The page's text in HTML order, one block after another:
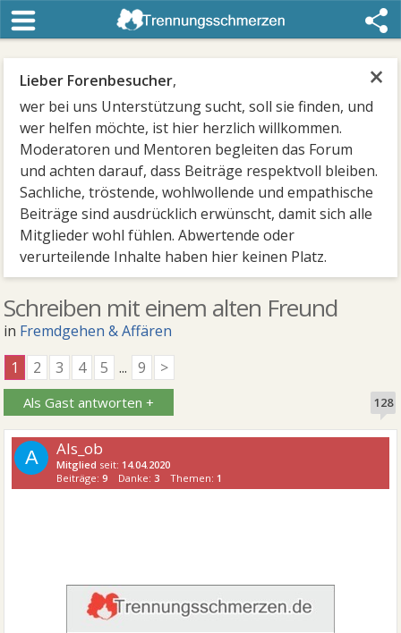
×
Lieber Forenbesucher,
wer bei uns Unterstützung sucht, soll sie finden, und
wer helfen möchte, ist hier herzlich willkommen.
Moderatoren und Mentoren begleiten das Forum
und achten darauf, dass Beiträge respektvoll bleiben.
Sachliche, tröstende, wohlwollende und empathische
Beiträge sind ausdrücklich erwünscht, damit sich alle
Mitglieder wohl fühlen. Abwertende oder
verurteilende Inhalte haben hier keinen Platz.
Schreiben mit einem alten Freund
in Fremdgehen & Affären
1
2 3 4 5 ... 9 >
Als Gast antworten + 128
A Als_ob
Mitglied seit: 14.04.2020
Beiträge:9 Danke:3 Themen: 1